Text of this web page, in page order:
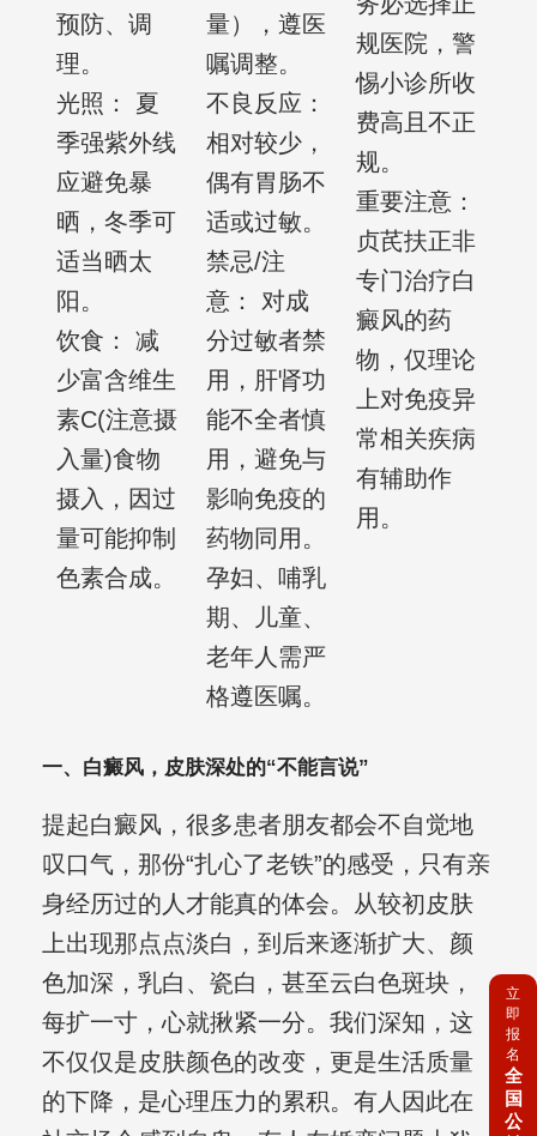
预防、调
理。
光照： 夏
季强紫外线
应避免暴
晒，冬季可
适当晒太
阳。
饮食： 减
少富含维生
素C(注意摄
入量)食物
摄入，因过
量可能抑制
色素合成。
量），遵医
嘱调整。
不良反应：
相对较少，
偶有胃肠不
适或过敏。
禁忌/注
意： 对成
分过敏者禁
用，肝肾功
能不全者慎
用，避免与
影响免疫的
药物同用。
孕妇、哺乳
期、儿童、
老年人需严
格遵医嘱。
规医院，警
惕小诊所收
费高且不正
规。
重要注意：
贞芪扶正非
专门治疗白
癜风的药
物，仅理论
上对免疫异
常相关疾病
有辅助作
用。
一、白癜风，皮肤深处的“不能言说”
提起白癜风，很多患者朋友都会不自觉地
叹口气，那份“扎心了老铁”的感受，只有亲
身经历过的人才能真的体会。从较初皮肤
上出现那点点淡白，到后来逐渐扩大、颜
色加深，乳白、瓷白，甚至云白色斑块，
每扩一寸，心就揪紧一分。我们深知，这
不仅仅是皮肤颜色的改变，更是生活质量
的下降，是心理压力的累积。有人因此在
立
即
报
名
全
国
公